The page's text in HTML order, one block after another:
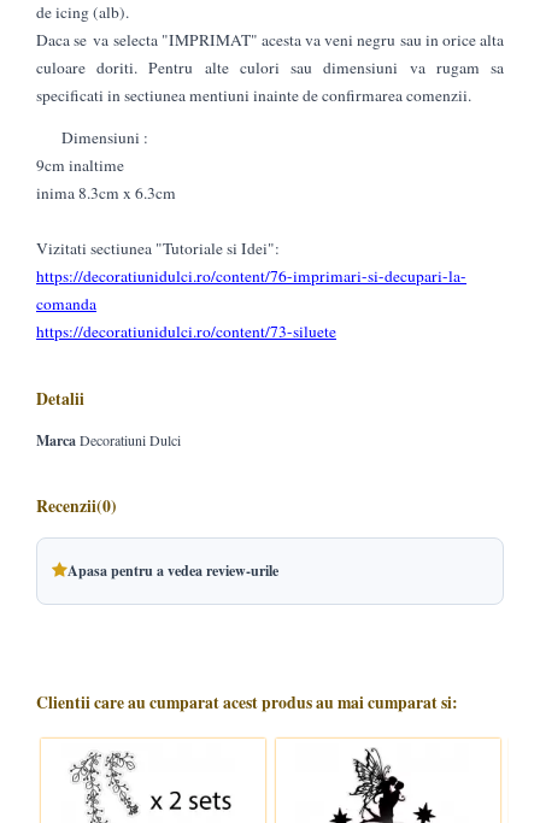
de icing (alb).
Daca se va selecta "IMPRIMAT" acesta va veni negru sau in orice alta
culoare doriti. Pentru alte culori sau dimensiuni va rugam sa
specificati in sectiunea mentiuni inainte de confirmarea comenzii.
Dimensiuni :
9cm inaltime
inima 8.3cm x 6.3cm
Vizitati sectiunea "Tutoriale si Idei":
https://decoratiunidulci.ro/content/76-imprimari-si-decupari-la-
comanda
https://decoratiunidulci.ro/content/73-siluete
Detalii
MarcaDecoratiuni Dulci
Recenzii(0)
Apasa pentru a vedea review-urile
Clientii care au cumparat acest produs au mai cumparat si: